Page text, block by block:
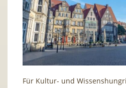
Für Kultur- und